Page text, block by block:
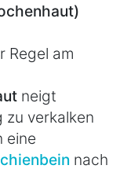
Regel am
neigt
zu verkalken
eine
nach